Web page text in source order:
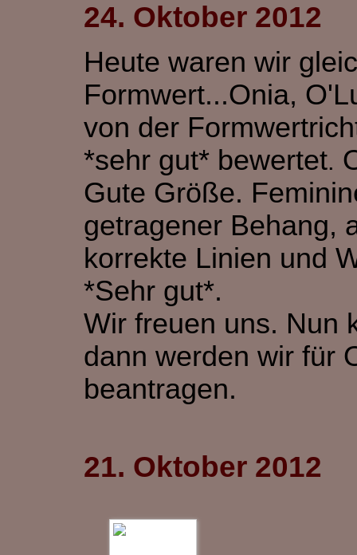
24. Oktober 2012
Heute waren wir
Formwert...Onia,
von der
*sehr gut* bewertet.
Gute Größe.
getragener Behang,
korrekte Linien und
*Sehr gut*.
Wir freuen uns. Nun
dann werden wir für
beantragen.
21. Oktober 2012